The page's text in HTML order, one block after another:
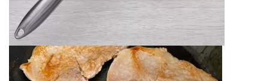
娘にもいずれこのフライパンで作った料理を食
べる時がくるのかな…✨✨
⁡早くカリっと焼いたお肉を食べさせてあげたい
なぁ😍